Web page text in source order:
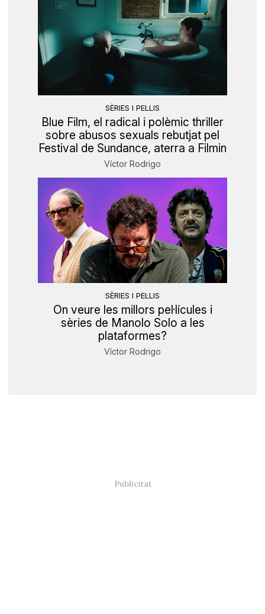
SÈRIES I PEL·LIS
Blue Film, el radical i polèmic thriller
sobre abusos sexuals rebutjat pel
Festival de Sundance, aterra a Filmin
Víctor Rodrigo
SÈRIES I PEL·LIS
On veure les millors pel·lícules i
sèries de Manolo Solo a les
plataformes?
Víctor Rodrigo